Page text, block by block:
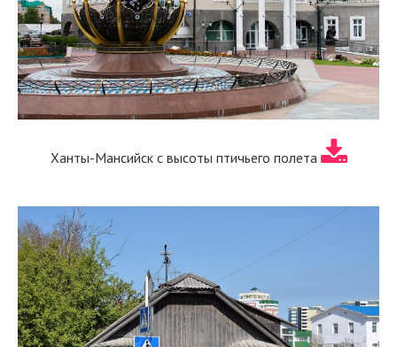
Ханты-Мансийск с высоты птичьего полета